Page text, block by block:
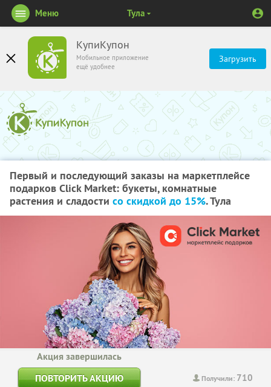
КупиКупон
Мобильное приложение
ещё удобнее
Загрузить
Меню Тула
Первый и последующий заказы на маркетплейсе
подарков Click Market: букеты, комнатные
растения и сладости со скидкой до 15%. Тула
Получили: 710
Акция завершилась
ПОВТОРИТЬ АКЦИЮ